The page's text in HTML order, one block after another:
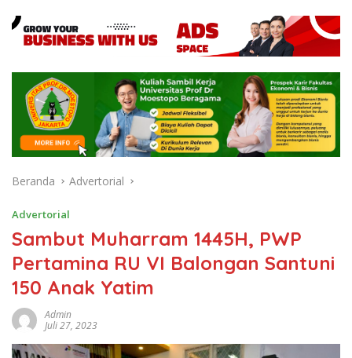
Beranda Advertorial
Advertorial
Sambut Muharram 1445H, PWP
Pertamina RU VI Balongan Santuni
150 Anak Yatim
Admin
Juli 27, 2023